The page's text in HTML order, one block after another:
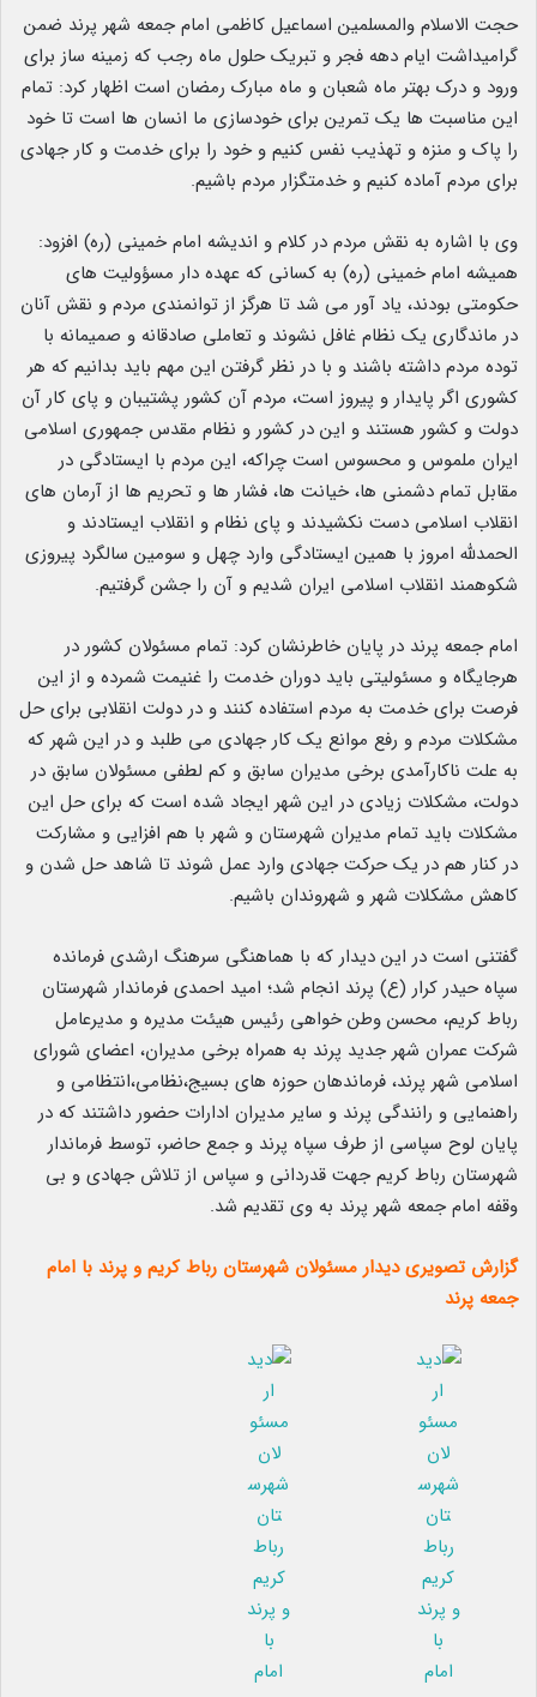
حجت الاسلام والمسلمین اسماعیل کاظمی امام جمعه شهر پرند ضمن
گرامیداشت ایام دهه فجر و تبریک حلول ماه رجب که زمینه ساز برای
ورود و درک بهتر ماه شعبان و ماه مبارک رمضان است اظهار کرد: تمام
این مناسبت ها یک تمرین برای خودسازی ما انسان ها است تا خود
را پاک و منزه و تهذیب نفس کنیم و خود را برای خدمت و کار جهادی
برای مردم آماده کنیم و خدمتگزار مردم باشیم.
وی با اشاره به نقش مردم در کلام و اندیشه امام خمینی (ره) افزود:
همیشه امام خمینی (ره) به کسانی که عهده دار مسؤولیت های
حکومتی بودند، یاد آور می شد تا هرگز از توانمندی مردم و نقش آنان
در ماندگاری یک نظام غافل نشوند و تعاملی صادقانه و صمیمانه با
توده مردم داشته باشند و با در نظر گرفتن این مهم باید بدانیم که هر
کشوری اگر پایدار و پیروز است، مردم آن کشور پشتیبان و پای کار آن
دولت و کشور هستند و این در کشور و نظام مقدس جمهوری اسلامی
ایران ملموس و محسوس است چراکه، این مردم با ایستادگی در
مقابل تمام دشمنی ها، خیانت ها، فشار ها و تحریم ها از آرمان های
انقلاب اسلامی دست نکشیدند و پای نظام و انقلاب ایستادند و
الحمدلله امروز با همین ایستادگی وارد چهل و سومین سالگرد پیروزی
شکوهمند انقلاب اسلامی ایران شدیم و آن را جشن گرفتیم.
امام جمعه پرند در پایان خاطرنشان کرد: تمام مسئولان کشور در
هرجایگاه و مسئولیتی باید دوران خدمت را غنیمت شمرده و از این
فرصت برای خدمت به مردم استفاده کنند و در دولت انقلابی برای حل
مشکلات مردم و رفع موانع یک کار جهادی می طلبد و در این شهر که
به علت ناکارآمدی برخی مدیران سابق و کم لطفی مسئولان سابق در
دولت، مشکلات زیادی در این شهر ایجاد شده است که برای حل این
مشکلات باید تمام مدیران شهرستان و شهر با هم افزایی و مشارکت
در کنار هم در یک حرکت جهادی وارد عمل شوند تا شاهد حل شدن و
کاهش مشکلات شهر و شهروندان باشیم.
گفتنی است در این دیدار که با هماهنگی سرهنگ ارشدی فرمانده
سپاه حیدر کرار (ع) پرند انجام شد؛ امید احمدی فرماندار شهرستان
رباط کریم، محسن وطن خواهی رئیس هیئت مدیره و مدیرعامل
شرکت عمران شهر جدید پرند به همراه برخی مدیران، اعضای شورای
اسلامی شهر پرند، فرماندهان حوزه های بسیج،نظامی،انتظامی و
راهنمایی و رانندگی پرند و سایر مدیران ادارات حضور داشتند که در
پایان لوح سپاسی از طرف سپاه پرند و جمع حاضر، توسط فرماندار
شهرستان رباط کریم جهت قدردانی و سپاس از تلاش جهادی و بی
وقفه امام جمعه شهر پرند به وی تقدیم شد.
گزارش تصویری دیدار مسئولان شهرستان رباط کریم و پرند با امام
جمعه پرند